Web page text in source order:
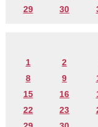
29
30
1 2
8
9
15
16
22
23